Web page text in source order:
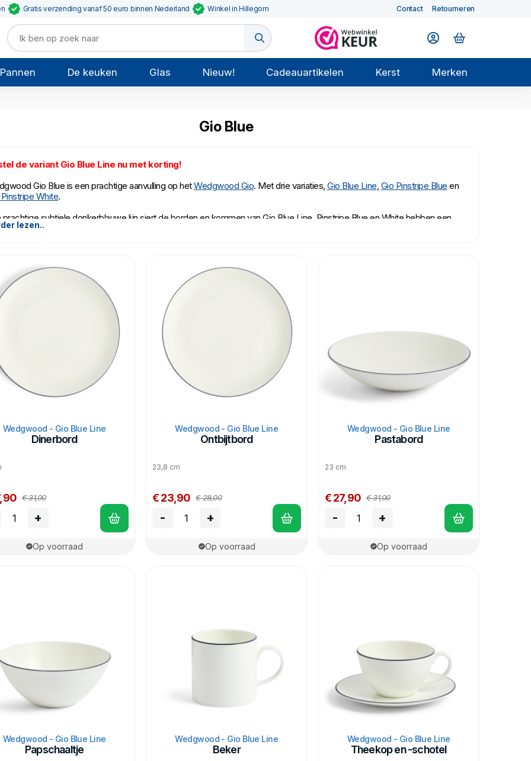
Gratis verzending vanaf 50 euro binnen Nederland Winkel in Hillegom Contact Retourneren
Pannen De keuken Glas Nieuw! Cadeauartikelen Kerst Merken
Gio Blue
de variant Gio Blue Line nu met korting!
Gio Blue is een prachtige aanvulling op hetWedgwood Gio. Met drie variaties, Gio Blue Line, Gio Pinstripe Blue en
White.
prachtige subtiele donkerblauwe lijn siert de borden en kommen van Gio Blue Line. Pinstripe Blue en White hebben een
uitgesprokener motief, en de ontbijtborden en kommetjes zijn bijvoorbeeld heel mooi accent bij de het witte Gio servies.
en is dus super geschikt voor dagelijks gebruik.
lezen..
Wedgwood - Gio Blue Line
Dinerbord
€ 31,00
+
Op voorraad
Wedgwood - Gio Blue Line
Ontbijtbord
23,8 cm
€ 23,90 € 28,00
- +
Op voorraad
Wedgwood - Gio Blue Line
Pastabord
23 cm
€ 27,90 € 31,00
- +
Op voorraad
Wedgwood - Gio Blue Line
Papschaaltje
Wedgwood - Gio Blue Line
Beker
Wedgwood - Gio Blue Line
Theekop en -schotel